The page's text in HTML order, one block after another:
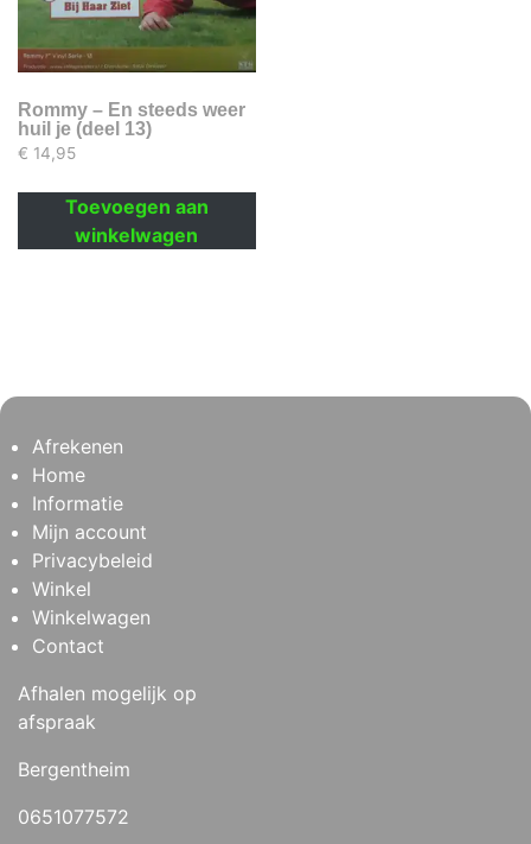
Rommy – En steeds weer
huil je (deel 13)
€ 14,95
Toevoegen aan
winkelwagen
Afrekenen
Home
Informatie
Mijn account
Privacybeleid
Winkel
Winkelwagen
Contact
Afhalen mogelijk op
afspraak
Bergentheim
0651077572